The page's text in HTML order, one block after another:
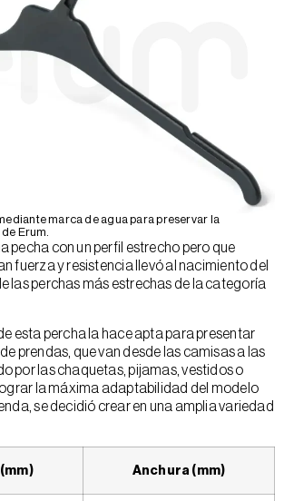
marca de agua para preservar la
Erum.
pecha con un perfil estrecho pero que
fuerza y resistencia llevó al nacimiento del
las perchas más estrechas de la categoría
esta percha la hace apta para presentar
prendas, que van desde las camisas a las
por las chaquetas, pijamas, vestidos o
la máxima adaptabilidad del modelo
se decidió crear en una amplia variedad
Anchura (mm)